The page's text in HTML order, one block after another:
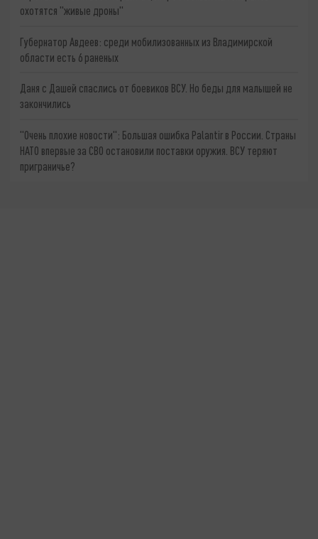
охотятся "живые дроны"
Губернатор Авдеев: среди мобилизованных из Владимирской
области есть 6 раненых
Даня с Дашей спаслись от боевиков ВСУ. Но беды для малышей не
закончились
"Очень плохие новости": Большая ошибка Palantir в России. Страны
НАТО впервые за СВО остановили поставки оружия. ВСУ теряют
приграничье?